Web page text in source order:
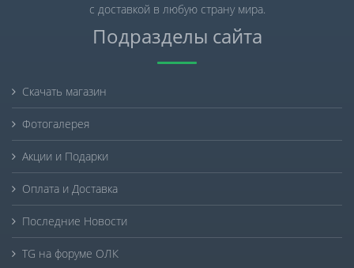
с доставкой в любую страну мира.
Подразделы сайта
Скачать магазин
Фотогалерея
Акции и Подарки
Оплата и Доставка
Последние Новости
TG на форуме ОЛК